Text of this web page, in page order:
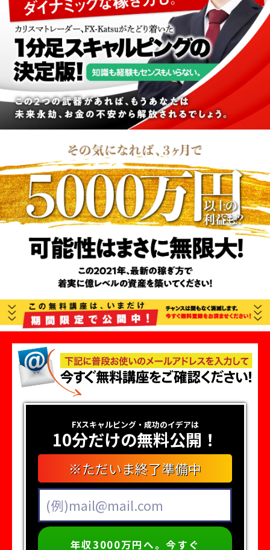
FXスキャルピング・成功のイデアは
10分だけの無料公開！
※ただいま終了準備中
年収3000万円へ。今すぐ